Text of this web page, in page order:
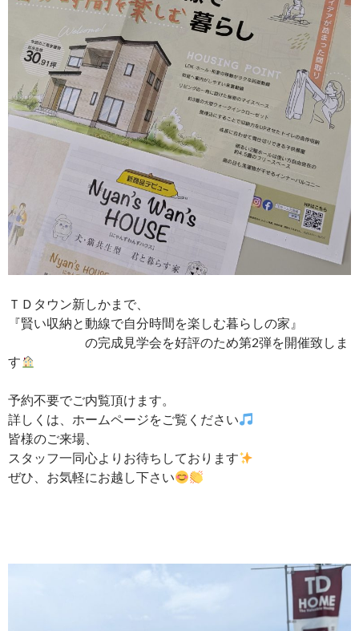
ＴＤタウン新しかまで、
『賢い収納と動線で自分時間を楽しむ暮らしの家』
の完成見学会を好評のため第2弾を開催致しま
す
予約不要でご内覧頂けます。
詳しくは、ホームページをご覧ください
皆様のご来場、
スタッフ一同心よりお待ちしております
ぜひ、お気軽にお越し下さい